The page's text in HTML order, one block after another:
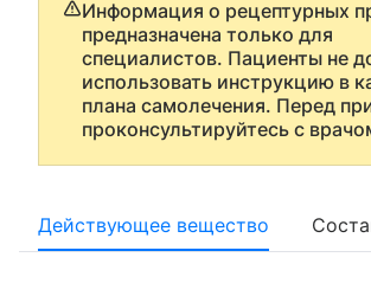
Информация о рецептурных
предназначена только для
специалистов. Пациенты не
использовать инструкцию в
плана самолечения. Перед
проконсультируйтесь с
Действующее вещество